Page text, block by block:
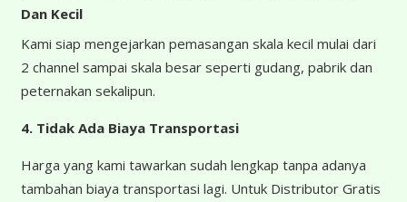
Dan Kecil
Kami siap mengejarkan pemasangan skala kecil mulai dari
2 channel sampai skala besar seperti gudang, pabrik dan
peternakan sekalipun.
4. Tidak Ada Biaya Transportasi
Harga yang kami tawarkan sudah lengkap tanpa adanya
tambahan biaya transportasi lagi. Untuk Distributor Gratis